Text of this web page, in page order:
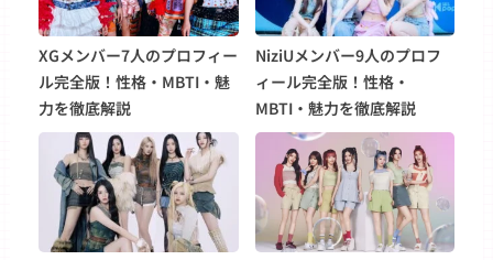
XGメンバー7人のプロフィー
ル完全版！性格・MBTI・魅
力を徹底解説
NiziUメンバー9人のプロフ
ィール完全版！性格・
MBTI・魅力を徹底解説